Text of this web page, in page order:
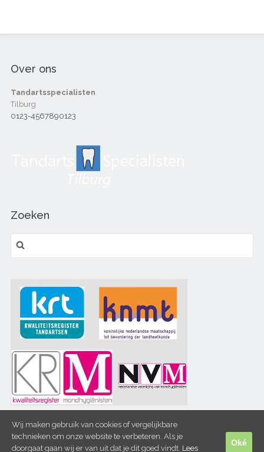
Over ons
Tandartsspecialisten
Tilburg
0123-4567890123
Zoeken
naar:
Wij maken gebruik van cookies of vergelijkbare
technieken om onze website te verbeteren. Als je
doorgaat gaan wij er van uit dat je dit goed vindt. Lees
Oké